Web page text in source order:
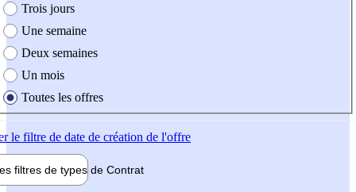
Trois jours
Une semaine
Deux semaines
Un mois
Toutes les offres
le filtre de date de création de l'offre
filtres de types de Contrat